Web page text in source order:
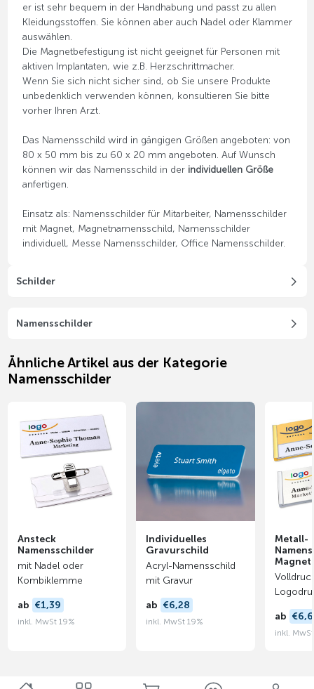
er ist sehr bequem in der Handhabung und passt zu allen
Kleidungsstoffen. Sie können aber auch Nadel oder Klammer
auswählen.
Die Magnetbefestigung ist nicht geeignet für Personen mit
aktiven Implantaten, wie z.B. Herzschrittmacher.
Wenn Sie sich nicht sicher sind, ob Sie unsere Produkte
unbedenklich verwenden können, konsultieren Sie bitte
vorher Ihren Arzt.
Das Namensschild wird in gängigen Größen angeboten: von
80 x 50 mm bis zu 60 x 20 mm angeboten. Auf Wunsch
können wir das Namensschild in der individuellen Größe
anfertigen.
Einsatz als: Namensschilder für Mitarbeiter, Namensschilder
mit Magnet, Magnetnamensschild, Namensschilder
individuell, Messe Namensschilder, Office Namensschilder.
Schilder
Namensschilder
Ähnliche Artikel aus der Kategorie
Namensschilder
Ansteck
Namensschilder
mit Nadel oder
Kombiklemme
ab €1,39
inkl. MwSt 19%
Individuelles
Gravurschild
Acryl-Namensschild
mit Gravur
ab €6,28
inkl. MwSt 19%
Metall-
Magnet
ab
inkl.